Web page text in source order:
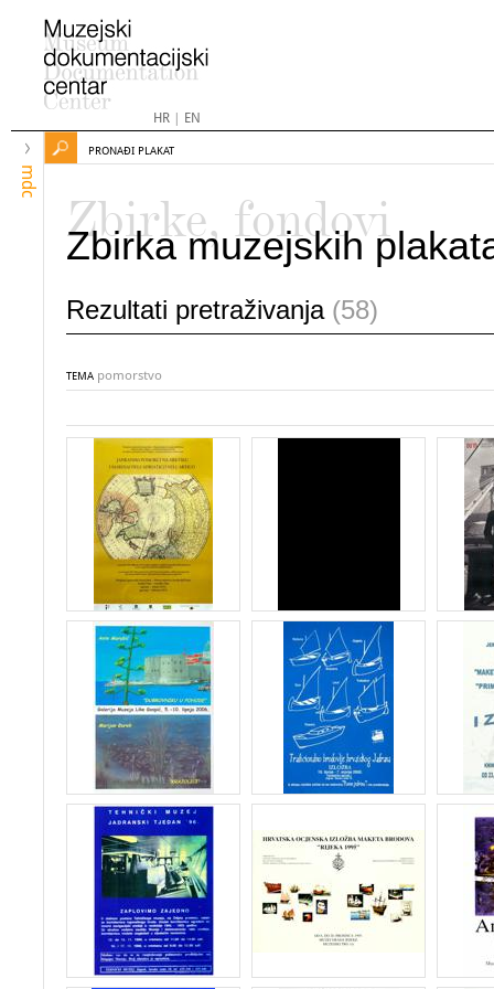
HR| EN
mdc
PRONAĐI PLAKAT
Zbirke, fondovi
Zbirka muzejskih
Rezultati pretraživanja (58)
TEMA pomorstvo